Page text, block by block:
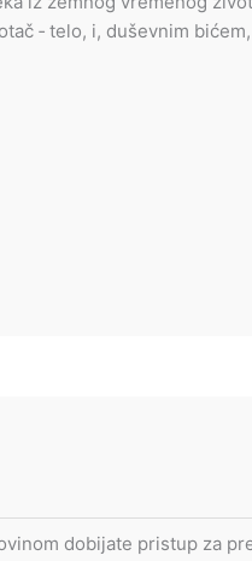
‐ telo, i, duševnim
dobijate pristup za